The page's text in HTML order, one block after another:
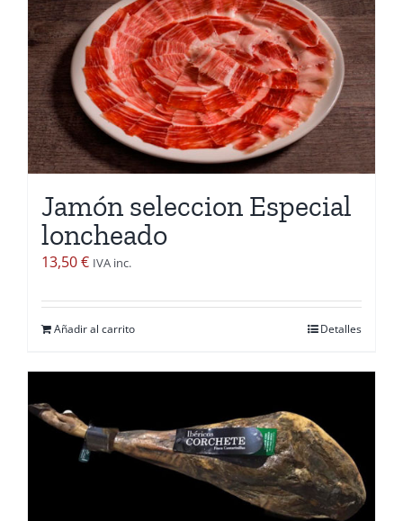
Jamón seleccion Especial
loncheado
13,50€ IVA inc.
Añadir al carrito Detalles